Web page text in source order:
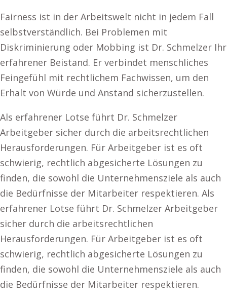
Fairness ist in der Arbeitswelt nicht in jedem Fall
selbstverständlich. Bei Problemen mit
Diskriminierung oder Mobbing ist Dr. Schmelzer Ihr
erfahrener Beistand. Er verbindet menschliches
Feingefühl mit rechtlichem Fachwissen, um den
Erhalt von Würde und Anstand sicherzustellen.
Als erfahrener Lotse führt Dr. Schmelzer
Arbeitgeber sicher durch die arbeitsrechtlichen
Herausforderungen. Für Arbeitgeber ist es oft
schwierig, rechtlich abgesicherte Lösungen zu
finden, die sowohl die Unternehmensziele als auch
die Bedürfnisse der Mitarbeiter respektieren. Als
erfahrener Lotse führt Dr. Schmelzer Arbeitgeber
sicher durch die arbeitsrechtlichen
Herausforderungen. Für Arbeitgeber ist es oft
schwierig, rechtlich abgesicherte Lösungen zu
finden, die sowohl die Unternehmensziele als auch
die Bedürfnisse der Mitarbeiter respektieren.